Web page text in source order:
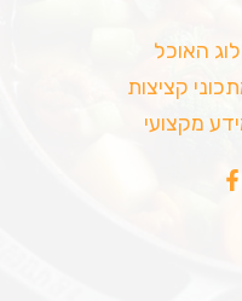
האוכל
קציצות
מקצועי